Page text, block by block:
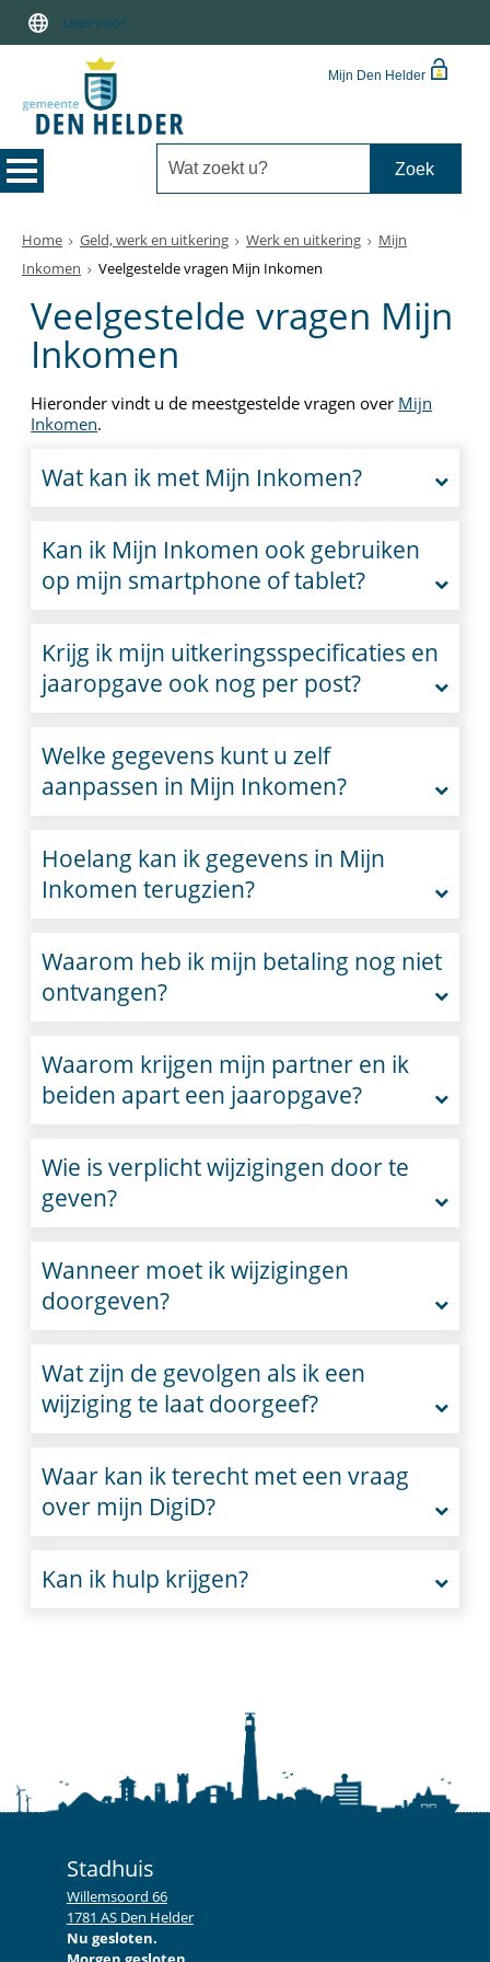
Lees voor
Mijn Den Helder
Home Geld, werk en uitkering Werk en uitkering
Mijn
Inkomen
Veelgestelde vragen Mijn Inkomen
Veelgestelde vragen Mijn
Inkomen
Hieronder vindt u de meestgestelde vragen over Mijn
Inkomen.
Wat kan ik met Mijn Inkomen?
Kan ik Mijn Inkomen ook gebruiken
op mijn smartphone of tablet?
Krijg ik mijn uitkeringsspecificaties en
jaaropgave ook nog per post?
Welke gegevens kunt u zelf
aanpassen in Mijn Inkomen?
Hoelang kan ik gegevens in Mijn
Inkomen terugzien?
Waarom heb ik mijn betaling nog niet
ontvangen?
Waarom krijgen mijn partner en ik
beiden apart een jaaropgave?
Wie is verplicht wijzigingen door te
geven?
Wanneer moet ik wijzigingen
doorgeven?
Wat zijn de gevolgen als ik een
wijziging te laat doorgeef?
Waar kan ik terecht met een vraag
over mijn DigiD?
Kan ik hulp krijgen?
Stadhuis
Willemsoord 66
1781 AS Den Helder
Nu gesloten.